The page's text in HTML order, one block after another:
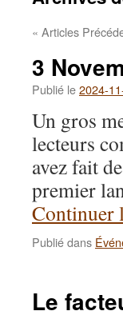
« Articles
3
Publié le2024-
Un gros
lecteurs
avez fait
premier
Continuer
Publié dans
Le